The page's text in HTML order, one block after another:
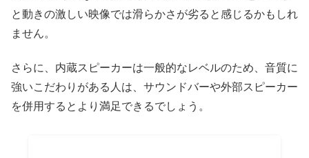
と動きの激しい映像では滑らかさが劣ると感じるかもしれ
ません。
さらに、内蔵スピーカーは一般的なレベルのため、音質に
強いこだわりがある人は、サウンドバーや外部スピーカー
を併用するとより満足できるでしょう。